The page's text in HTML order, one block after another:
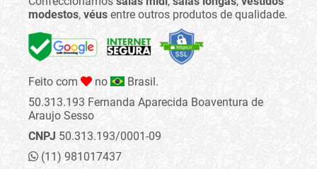
modestos, véus entre outros produtos de qualidade.
Feito com no
Brasil.
50.313.193 Fernanda Aparecida Boaventura de
Araujo Sesso
CNPJ 50.313.193/0001-09
(11) 981017437